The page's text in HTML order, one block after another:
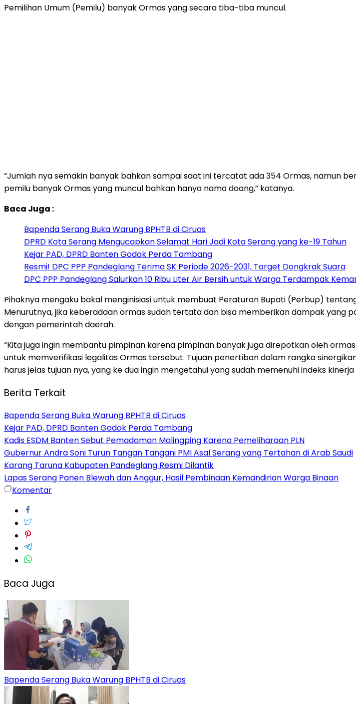
Pemilihan Umum (Pemilu) banyak Ormas yang secara tiba-tiba muncul.
“Jumlah nya semakin banyak bahkan sampai saat ini tercatat ada 354 Ormas, namun
pemilu banyak Ormas yang muncul bahkan hanya nama doang,” katanya.
Baca Juga :
Bapenda Serang Buka Warung BPHTB di Ciruas
DPRD Kota Serang Mengucapkan Selamat Hari Jadi Kota Serang yang ke-19 Tahun
Kejar PAD, DPRD Banten Godok Perda Tambang
Resmi! DPC PPP Pandeglang Terima SK Periode 2026-2031, Target Dongkrak Suara
DPC PPP Pandeglang Salurkan 10 Ribu Liter Air Bersih untuk Warga Terdampak
Pihaknya mengaku bakal menginisiasi untuk membuat Peraturan Bupati (Perbup)
Menurutnya, jika keberadaan ormas sudah tertata dan bisa memberikan dampak yang
dengan pemerintah daerah.
“Kita juga ingin membantu pimpinan karena pimpinan banyak juga direpotkan oleh
untuk memverifikasi legalitas Ormas tersebut. Tujuan penertiban dalam rangka
harus jelas tujuan nya, yang ke dua ingin mengetahui yang sudah memenuhi indeks kinerja
Berita Terkait
Bapenda Serang Buka Warung BPHTB di Ciruas
Kejar PAD, DPRD Banten Godok Perda Tambang
Kadis ESDM Banten Sebut Pemadaman Malingping Karena Pemeliharaan PLN
Gubernur Andra Soni Turun Tangan Tangani PMI Asal Serang yang Tertahan di Arab Saudi
Karang Taruna Kabupaten Pandeglang Resmi Dilantik
Lapas Serang Panen Blewah dan Anggur, Hasil Pembinaan Kemandirian Warga Binaan
Berita
Berita
Ormas
Info
lebak
Info
Ormas
LSM
Ormas
Komentar
Baca Juga
Bapenda Serang Buka Warung BPHTB di Ciruas